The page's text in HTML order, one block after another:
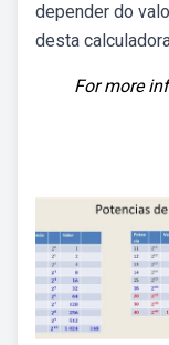
depender do
desta
For more